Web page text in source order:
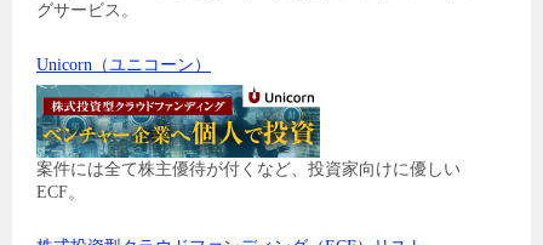
グサービス。
Unicorn（ユニコーン）
案件には全て株主優待が付くなど、投資家向けに優しい
ECF。